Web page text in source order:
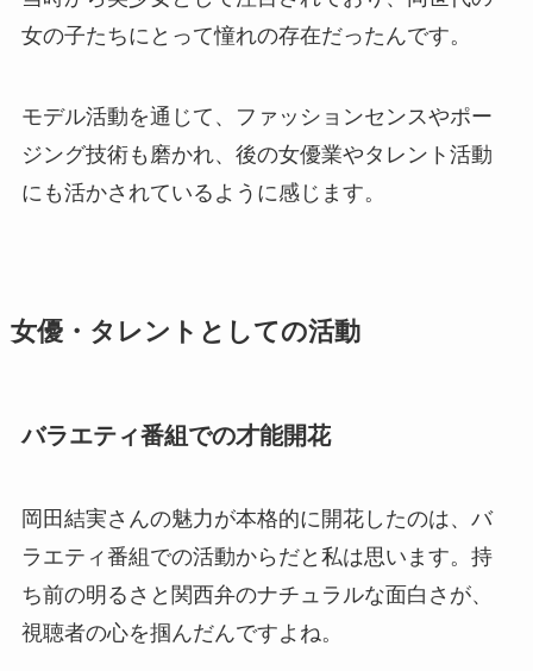
女の子たちにとって憧れの存在だったんです。
モデル活動を通じて、ファッションセンスやポー
ジング技術も磨かれ、後の女優業やタレント活動
にも活かされているように感じます。
女優・タレントとしての活動
バラエティ番組での才能開花
岡田結実さんの魅力が本格的に開花したのは、バ
ラエティ番組での活動からだと私は思います。持
ち前の明るさと関西弁のナチュラルな面白さが、
視聴者の心を掴んだんですよね。